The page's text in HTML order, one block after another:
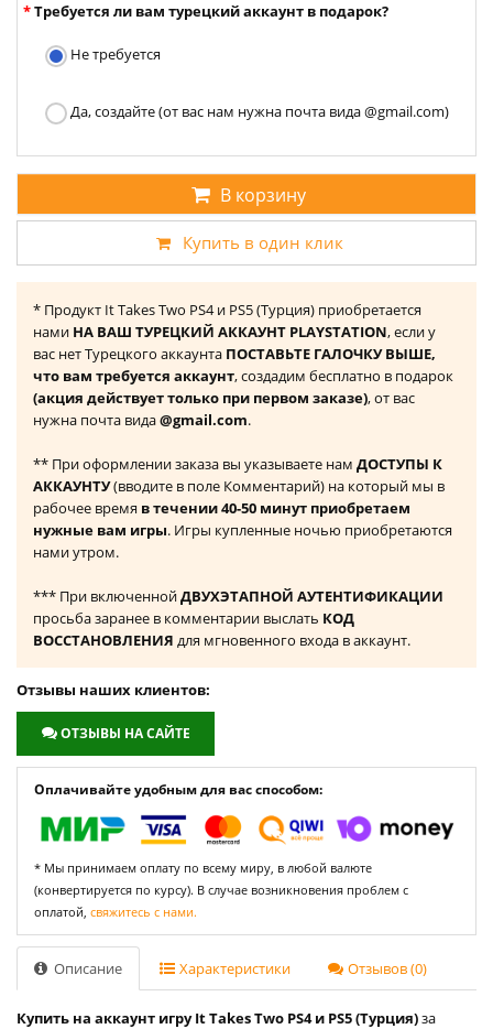
Требуется ли вам турецкий аккаунт в подарок?
Не требуется
Да, создайте (от вас нам нужна почта вида @gmail.com)
В корзину
Купить в один клик
* Продукт It Takes Two PS4 и PS5 (Турция) приобретается
нами НА ВАШ ТУРЕЦКИЙ АККАУНТ PLAYSTATION, если у
вас нет Турецкого аккаунта ПОСТАВЬТЕ ГАЛОЧКУ ВЫШЕ,
что вам требуется аккаунт, создадим бесплатно в подарок
(акция действует только при первом заказе), от вас
нужна почта вида@gmail.com.
** При оформлении заказа вы указываете нам ДОСТУПЫ К
АККАУНТУ(вводите в поле Комментарий) на который мы в
рабочее время в течении 40-50 минут приобретаем
нужные вам игры. Игры купленные ночью приобретаются
нами утром.
*** При включеннойДВУХЭТАПНОЙ АУТЕНТИФИКАЦИИ
просьба заранее в комментарии выслать КОД
ВОССТАНОВЛЕНИЯ для мгновенного входа в аккаунт.
Отзывы наших клиентов:
ОТЗЫВЫ НА САЙТЕ
Оплачивайте удобным для вас способом:
* Мы принимаем оплату по всему миру, в любой валюте
(конвертируется по курсу). В случае возникновения проблем с
оплатой, свяжитесь с нами.
Описание Характеристики Отзывов (0)
Купить на аккаунт игру It Takes Two PS4 и PS5 (Турция)за